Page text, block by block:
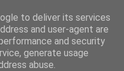
to deliver its services
and user-agent are
and security
generate usage
abuse.